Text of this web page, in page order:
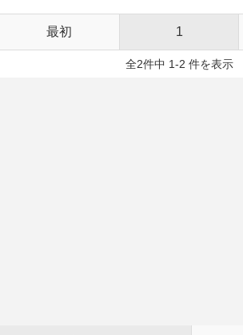
最初 1
全2件中 1-2 件を表示